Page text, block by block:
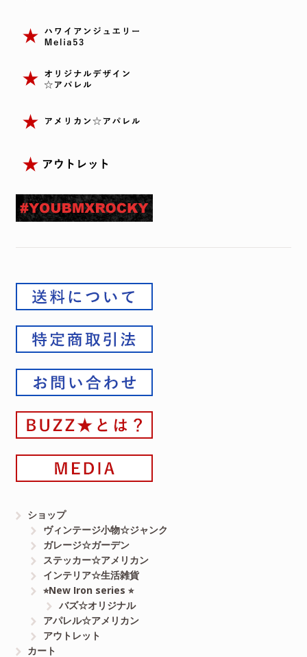
ショップ
ヴィンテージ小物☆ジャンク
ガレージ☆ガーデン
ステッカー☆アメリカン
インテリア☆生活雑貨
⭐︎New Iron series ⭐︎
バズ☆オリジナル
アパレル☆アメリカン
アウトレット
カート